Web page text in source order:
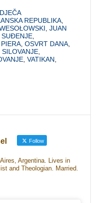
DJEČA
REPUBLIKA
,JUAN
SUĐENJE
,OSVRT DANA
,VATIKAN
Follow
Argentina. Lives in
and Theologian. Married.